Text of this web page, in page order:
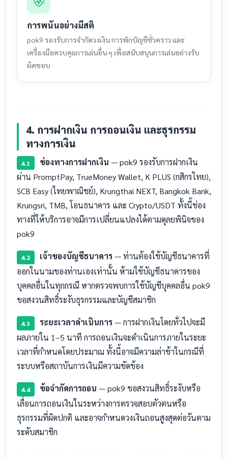
การพนันอย่างมีสติ
pok9 รองรับการจำกัดวงเงิน การพักบัญชีชั่วคราว และ
เครื่องมือควบคุมการเล่นอื่น ๆ เพื่อสนับสนุนการเล่นอย่างรับ
ผิดชอบ
4. การฝากเงิน การถอนเงิน และธุรกรรม
ทางการเงิน
4.1 ช่องทางการฝากเงิน — pok9 รองรับการฝากเงิน
ผ่าน PromptPay, TrueMoney Wallet, K PLUS (กสิกรไทย),
SCB Easy (ไทยพาณิชย์), Krungthai NEXT, Bangkok Bank,
Krungsri, TMB, โอนธนาคาร และ Crypto/USDT ทั้งนี้ช่อง
ทางที่ให้บริการอาจมีการเปลี่ยนแปลงได้ตามดุลยพินิจของ
pok9
4.2 เจ้าของบัญชีธนาคาร— ท่านต้องใช้บัญชีธนาคารที่
ออกในนามของท่านเองเท่านั้น ห้ามใช้บัญชีธนาคารของ
บุคคลอื่นในทุกกรณี หากตรวจพบการใช้บัญชีบุคคลอื่น pok9
ขอสงวนสิทธิ์ระงับธุรกรรมและบัญชีสมาชิก
4.3 ระยะเวลาดำเนินการ— การฝากเงินโดยทั่วไปจะมี
ผลภายใน 1–5 นาที การถอนเงินจะดำเนินการภายในระยะ
เวลาที่กำหนดโดยประมาณ ทั้งนี้อาจมีความล่าช้าในกรณีที่
ระบบหรือสถาบันการเงินมีความขัดข้อง
4.4 ข้อจำกัดการถอน — pok9 ขอสงวนสิทธิ์ระงับหรือ
เลื่อนการถอนเงินในระหว่างการตรวจสอบตัวตนหรือ
ธุรกรรมที่ผิดปกติ และอาจกำหนดวงเงินถอนสูงสุดต่อวันตาม
ระดับสมาชิก